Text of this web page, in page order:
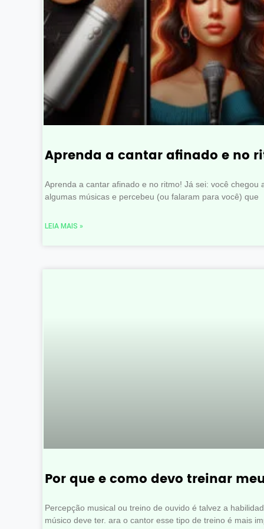
Aprenda a cantar afinado e no
Aprenda a cantar afinado e no ritmo! Já sei: você chegou
algumas músicas e percebeu (ou falaram para você) que
LEIA MAIS »
Por que e como devo treinar
Percepção musical ou treino de ouvido é talvez a
músico deve ter. ara o cantor esse tipo de treino é mais